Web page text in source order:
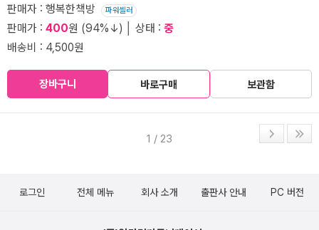
판매자 : 행복한책방 파워셀러
판매가 : 400원 (94%↓) │ 상태 : 중
배송비 : 4,500원
장바구니 바로구매 보관함
1 / 23
로그인 전체 메뉴 회사 소개 출판사 안내 PC 버전